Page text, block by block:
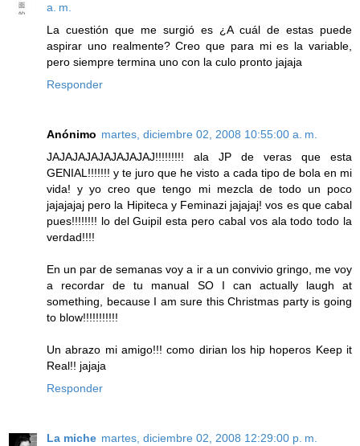
a. m.
La cuestión que me surgió es ¿A cuál de estas puede
aspirar uno realmente? Creo que para mi es la variable,
pero siempre termina uno con la culo pronto jajaja
Responder
Anónimo martes, diciembre 02, 2008 10:55:00 a. m.
JAJAJAJAJAJAJAJAJ!!!!!!!!! ala JP de veras que esta
GENIAL!!!!!!! y te juro que he visto a cada tipo de bola en mi
vida! y yo creo que tengo mi mezcla de todo un poco
jajajajaj pero la Hipiteca y Feminazi jajajaj! vos es que cabal
pues!!!!!!!! lo del Guipil esta pero cabal vos ala todo todo la
verdad!!!!
En un par de semanas voy a ir a un convivio gringo, me voy
a recordar de tu manual SO I can actually laugh at
something, because I am sure this Christmas party is going
to blow!!!!!!!!!!!
Un abrazo mi amigo!!! como dirian los hip hoperos Keep it
Real!! jajaja
Responder
La miche martes, diciembre 02, 2008 12:29:00 p. m.